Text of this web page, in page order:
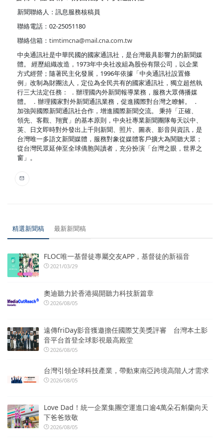
新聞聯絡人：訊息服務核稿員
聯絡電話：02-25051180
聯絡信箱： timtimcna@mail.cna.com.tw
中央通訊社是中華民國的國家通訊社，是台灣最具影響力的新聞媒
體。 經歷組織改造，1973年中央社改組為股份有限公司，以企業
方式經營；隨著民主化發展，1996年依據「中央通訊社設置條
例」改制為財團法人，定位為全民共有的國家通訊社，獨立超然執
行三大法定任務： ．辦理國內外新聞報導業務，服務大眾傳播媒
體。 ．辦理國家對外新聞通訊業務，促進國際對台灣之瞭解。 ．
加強與國際新聞通訊社合作，增進國際新聞交流。 秉持「正確、
領先、客觀、翔實」的基本原則，中央社專業新聞團隊每天以中、
英、日文即時對外發出上千則新聞、照片、圖表、影音與資訊，是
台灣唯一多語文新聞媒體，服務對象從媒體客戶擴大為閱聽大眾；
從台灣民眾延伸至全球僑胞與讀者，充分扮演「台灣之眼，世界之
窗」。
精選新聞稿 最新新聞稿
FLOC唯一基督徒專屬交友APP，基督徒的新福音
2021/03/29
奧迪聽力於香港揭開聽力科技新篇章
2026/08/05
遠傳friDay影音獲邀擔任國際艾美獎評審 台灣本土影
音平台首登全球影視最高殿堂
2026/08/05
台灣引領全球科技產業，帶動東南亞跨境高階人才需求
2026/08/05
Love Dad！統一企業集團空運進口逾4萬朵石斛蘭向天
下爸爸致敬
2026/08/05